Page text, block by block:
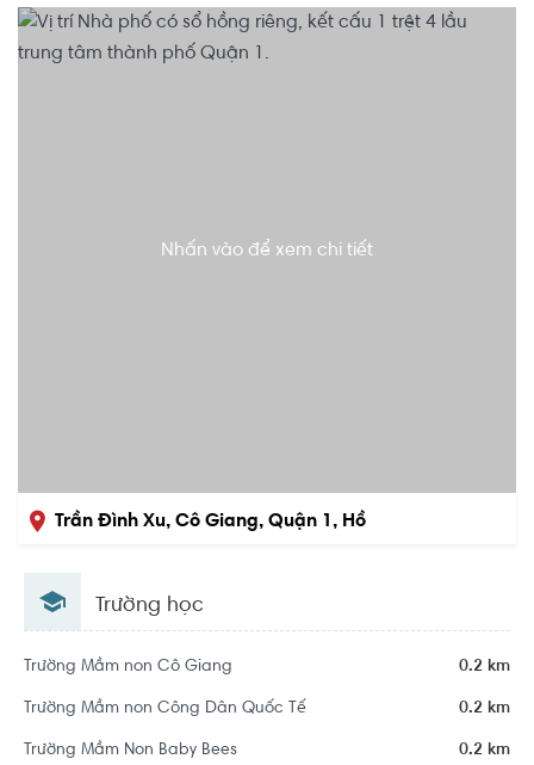
Nhấn vào để xem chi tiết
Trần Đình Xu, Cô Giang, Quận 1, Hồ
Trường học
Trường Mầm non Cô Giang 0.2 km
Trường Mầm non Công Dân Quốc Tế 0.2 km
Trường Mầm Non Baby Bees 0.2 km